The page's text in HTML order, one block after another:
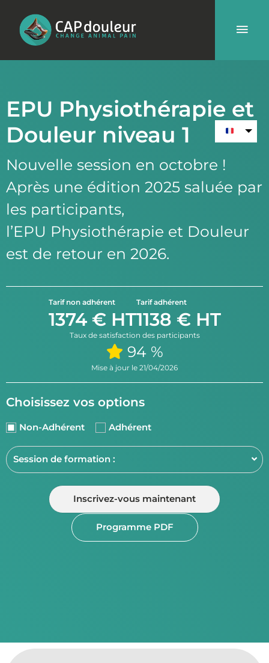
contenu
EPU Physiothérapie et
Douleur niveau 1
Nouvelle session en octobre !
Après une édition 2025 saluée par
les participants,
l’EPU Physiothérapie et Douleur
est de retour en 2026.
Tarif non adhérent
1374 € HT
Tarif adhérent
1138 € HT
Taux de satisfaction des participants
94 %
Mise à jour le 21/04/2026
Choisissez vos options
Non-Adhérent Adhérent
Inscrivez-vous maintenant
Programme PDF